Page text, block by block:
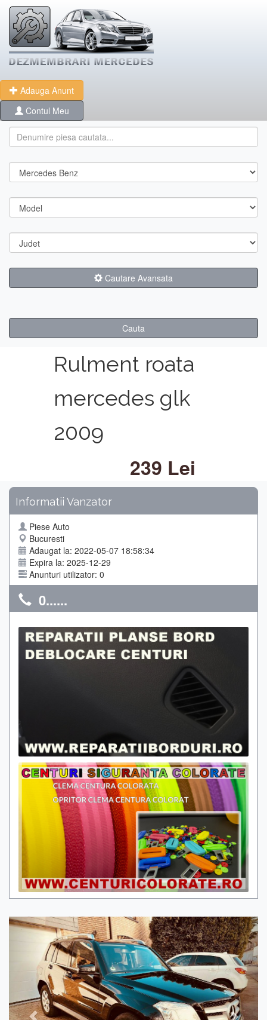
Adauga Anunt
Contul Meu
Cautare Avansata
Cauta
Rulment roata
mercedes glk
2009
239 Lei
Informatii Vanzator
Piese Auto
Bucuresti
Adaugat la: 2022-05-07 18:58:34
Expira la: 2025-12-29
Anunturi utilizator: 0
0......
Previous Next